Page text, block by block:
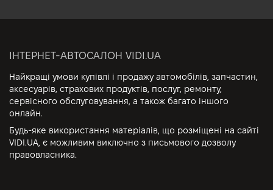
ІНТЕРНЕТ-АВТОСАЛОН VIDI.UA
Найкращі умови купівлі і продажу автомобілів, запчастин,
аксесуарів, страхових продуктів, послуг, ремонту,
сервісного обслуговування, а також багато іншого
онлайн.
Будь-яке використання матеріалів, що розміщені на сайті
VIDI.UA, є можливим виключно з письмового дозволу
правовласника.